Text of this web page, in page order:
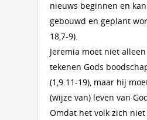
nieuws beginnen en
gebouwd en geplant
18,7-9).
Jeremia moet niet
tekenen Gods
(1,9.11-19), maar hij
(wijze van) leven van
Omdat het volk zich niet